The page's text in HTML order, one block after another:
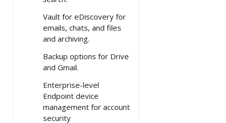
Vault for eDiscovery for
emails, chats, and files
and archiving.
Backup options for Drive
and Gmail.
Enterprise-level
Endpoint device
management for account
security